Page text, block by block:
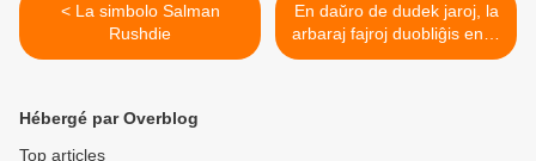
< La simbolo Salman
Rushdie
En daŭro de dudek jaroj, la
arbaraj fajroj duobliĝis en la
mondo, « verŝajne » pro la
Hébergé par Overblog
Top articles